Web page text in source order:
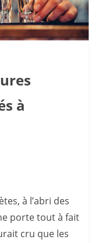
à
à l’abri des
porte tout à fait
cru que les